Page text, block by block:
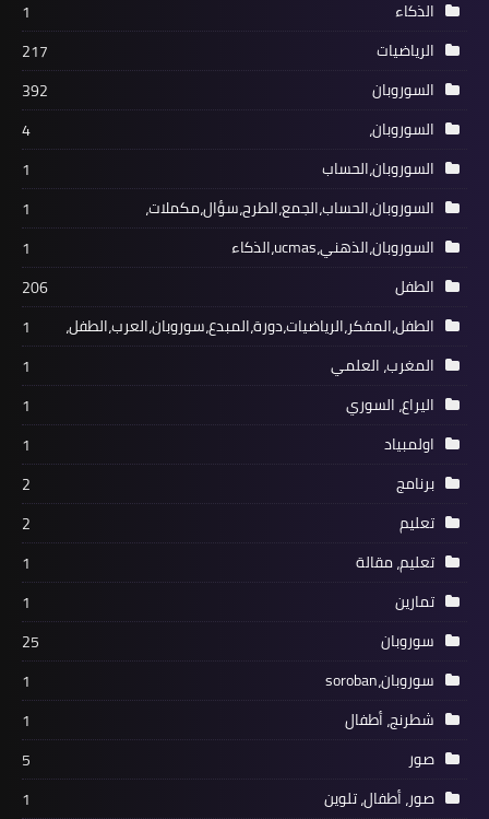
الذكاء
1
الرياضيات
217
السوروبان
392
السوروبان،
4
السوروبان،الحساب
1
السوروبان،الحساب،الجمع،الطرح،سؤال،مكملات،
1
السوروبان،الذهني،ucmas،الذكاء
1
الطفل
206
الطفل،المفكر،الرياضيات،دورة،المبدع،سوروبان،العرب،الطفل،
1
المغرب، العلمي
1
اليراع، السوري
1
اولمبياد
1
برنامج
2
تعليم
2
تعليم، مقالة
1
تمارين
1
سوروبان
25
سوروبان،soroban
1
شطرنج، أطفال
1
صور
5
صور، أطفال، تلوين
1